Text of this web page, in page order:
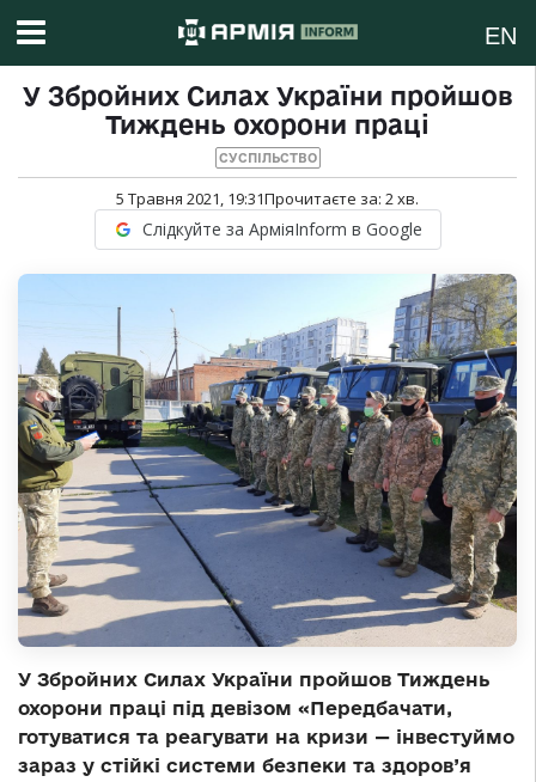
EN
У Збройних Силах України пройшов
Тиждень охорони праці
СУСПІЛЬСТВО
5 Травня 2021, 19:31Прочитаєте за: 2хв.
Слідкуйте за АрміяInform в Google
У Збройних Силах України пройшов Тиждень
охорони праці під девізом «Передбачати,
готуватися та реагувати на кризи — інвестуймо
зараз у стійкі системи безпеки та здоров’я